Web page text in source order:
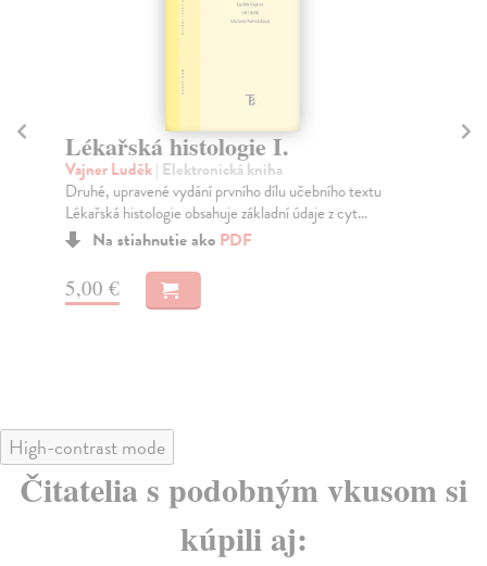
Lékařská histologie I.
Vajner Luděk| Elektronická kniha
Druhé, upravené vydání prvního dílu učebního textu
Lékařská histologie obsahuje základní údaje z cyt...
Na stiahnutie ako PDF
5,00 €
High-contrast mode
Čitatelia s podobným vkusom si
kúpili aj: